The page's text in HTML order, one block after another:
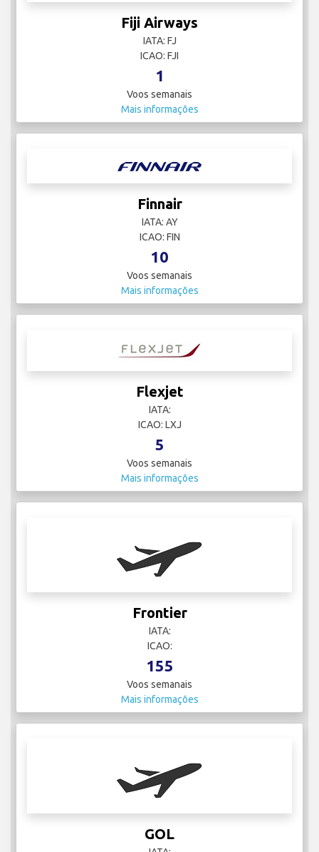
Fiji Airways
IATA: FJ
ICAO: FJI
1
Voos semanais
Mais informações
Finnair
IATA: AY
ICAO: FIN
10
Voos semanais
Mais informações
Flexjet
IATA:
ICAO: LXJ
5
Voos semanais
Mais informações
Frontier
IATA:
ICAO:
155
Voos semanais
Mais informações
GOL